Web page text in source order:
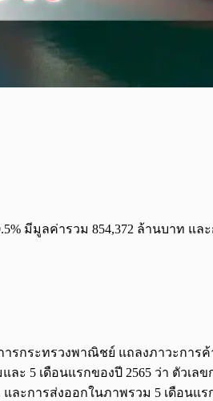
มีมูลค่ารวม 854,372 ล้านบาท แล
กระทรวงพาณิชย์ แถลงภาวะการค้
5 เดือนแรกของปี 2565 ว่า ตัวเลข
ละการส่งออกในภาพรวม 5 เดือนแ